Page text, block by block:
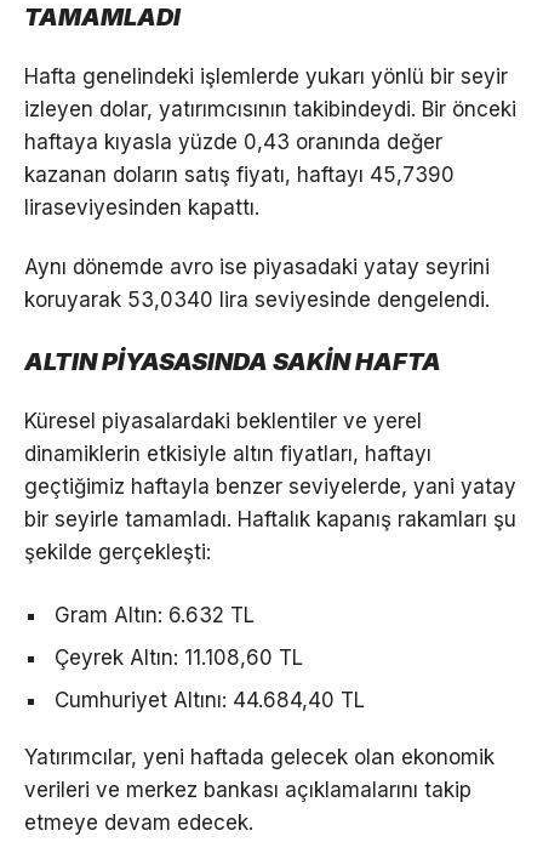
TAMAMLADI
Hafta genelindeki işlemlerde yukarı yönlü bir seyir
izleyen dolar, yatırımcısının takibindeydi. Bir önceki
haftaya kıyasla yüzde 0,43 oranında değer
kazanan doların satış fiyatı, haftayı 45,7390
liraseviyesinden kapattı.
Aynı dönemde avro ise piyasadaki yatay seyrini
koruyarak 53,0340 lira seviyesinde dengelendi.
ALTIN PİYASASINDA SAKİN HAFTA
Küresel piyasalardaki beklentiler ve yerel
dinamiklerin etkisiyle altın fiyatları, haftayı
geçtiğimiz haftayla benzer seviyelerde, yani yatay
bir seyirle tamamladı. Haftalık kapanış rakamları şu
şekilde gerçekleşti:
Gram Altın: 6.632 TL
Çeyrek Altın: 11.108,60 TL
Cumhuriyet Altını: 44.684,40 TL
Yatırımcılar, yeni haftada gelecek olan ekonomik
verileri ve merkez bankası açıklamalarını takip
etmeye devam edecek.